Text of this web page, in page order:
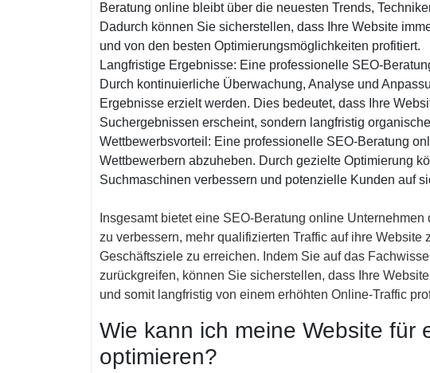
Beratung online bleibt über die neuesten Trends,
Dadurch können Sie sicherstellen, dass Ihre Website
und von den besten Optimierungsmöglichkeiten profitiert.
Langfristige Ergebnisse: Eine professionelle SEO-
Durch kontinuierliche Überwachung, Analyse und
Ergebnisse erzielt werden. Dies bedeutet, dass Ihre
Suchergebnissen erscheint, sondern langfristig
Wettbewerbsvorteil: Eine professionelle SEO-Beratung
Wettbewerbern abzuheben. Durch gezielte Optimierung
Suchmaschinen verbessern und potenzielle Kunden auf
Insgesamt bietet eine SEO-Beratung online
zu verbessern, mehr qualifizierten Traffic auf ihre Website
Geschäftsziele zu erreichen. Indem Sie auf das
zurückgreifen, können Sie sicherstellen, dass Ihre
und somit langfristig von einem erhöhten Online-Traffic
Wie kann ich meine Website für
optimieren?